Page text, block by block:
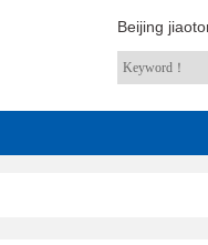
Beijing